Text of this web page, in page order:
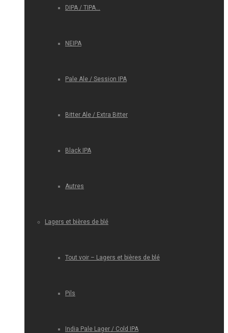
DIPA / TIPA…
NEIPA
Pale Ale / Session IPA
Bitter Ale / Extra Bitter
Black IPA
Autres
Lagers et bières de blé
Tout voir – Lagers et bières de blé
Pils
India Pale Lager / Cold IPA